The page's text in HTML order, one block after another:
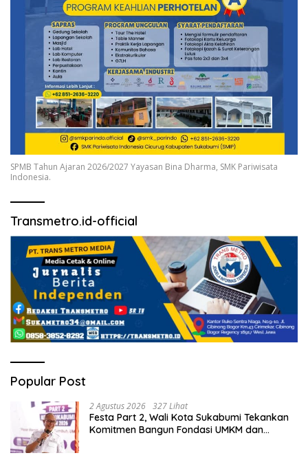
SPMB Tahun Ajaran 2026/2027 Yayasan Bina Dharma, SMK Pariwisata
Indonesia.
Transmetro.id-official
Popular Post
2 Agustus 2026 327 Lihat
Festa Part 2, Wali Kota Sukabumi Tekankan
Komitmen Bangun Fondasi UMKM dan